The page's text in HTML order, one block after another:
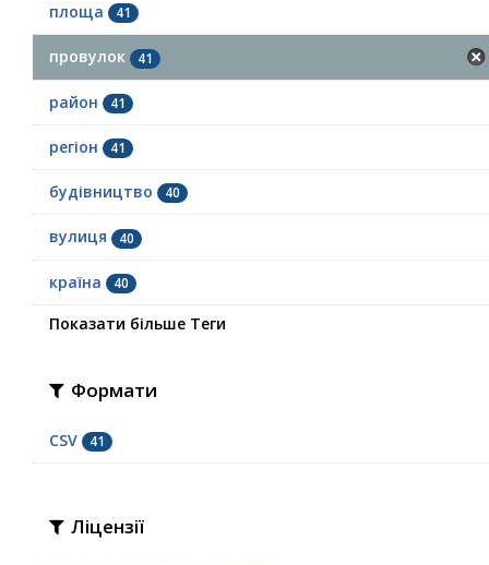
площа 41
провулок 41
район 41
регіон 41
будівництво 40
вулиця 40
країна 40
Показати більше Теги
Формати
CSV 41
Ліцензії